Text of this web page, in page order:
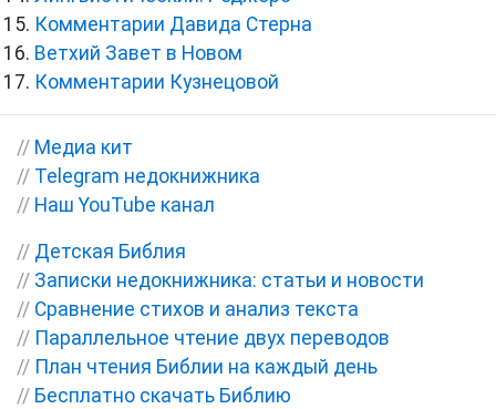
Комментарии Давида Стерна
Ветхий Завет в Новом
Комментарии Кузнецовой
// Медиа кит
// Telegram недокнижника
// Наш YouTube канал
// Детская Библия
// Записки недокнижника: статьи и новости
// Сравнение стихов и анализ текста
// Параллельное чтение двух переводов
// План чтения Библии на каждый день
// Бесплатно скачать Библию